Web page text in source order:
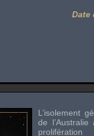
Date
L’isolement
de